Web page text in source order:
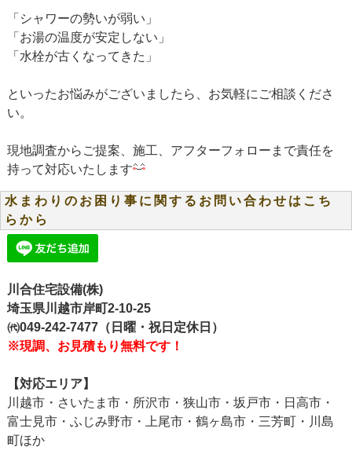
「シャワーの勢いが弱い」
「お湯の温度が安定しない」
「水栓が古くなってきた」
といったお悩みがございましたら、お気軽にご相談くださ
い。
現地調査からご提案、施工、アフターフォローまで責任を
持って対応いたします
水まわりのお困り事に関するお問い合わせはこち
らから
川合住宅設備(株)
埼玉県川越市岸町2-10-25
㈹049-242-7477（日曜・祝日定休日）
※現調、お見積もり無料です！
【対応エリア】
川越市・さいたま市・所沢市・狭山市・坂戸市・日高市・
富士見市・ふじみ野市・上尾市・鶴ヶ島市・三芳町・川島
町ほか